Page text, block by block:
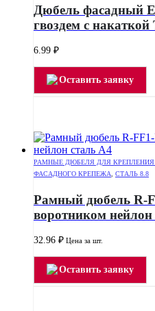
Дюбель фасадный
гвоздем с
6.99 ₽
Оставить заявку
РАМНЫЕ ДЮБЕЛЯ ДЛЯ
ФАСАДНОГО КРЕПЕЖА
СТАЛЬ 8.8
Рамный дюбель R-
воротником нейлон
32.96 ₽ Цена за шт.
Оставить заявку